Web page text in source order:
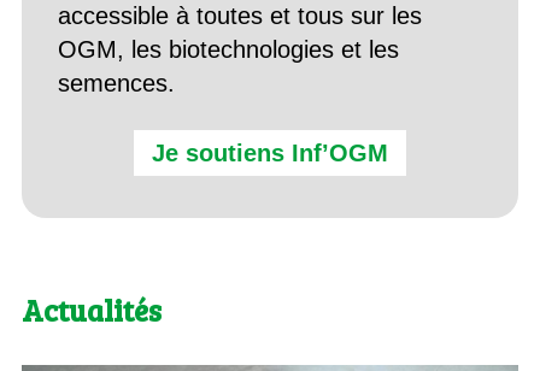
accessible à toutes et tous sur les
OGM, les biotechnologies et les
semences.
Je soutiens Inf’OGM
Actualités